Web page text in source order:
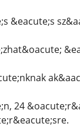
&eacute;s
24